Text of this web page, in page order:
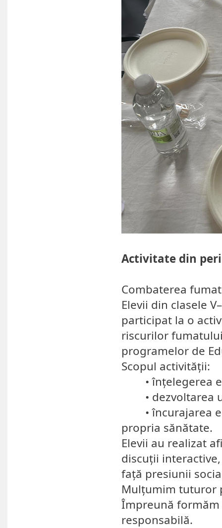
Activitate din
Combaterea
Elevii din clasele
participat la o
riscurilor
programelor de
Scopul activității:
• înțelegerea
• dezvoltarea
• încurajarea
propria sănătate.
Elevii au realizat
discuții
față presiunii
Mulțumim tuturor
Împreună
responsabilă.